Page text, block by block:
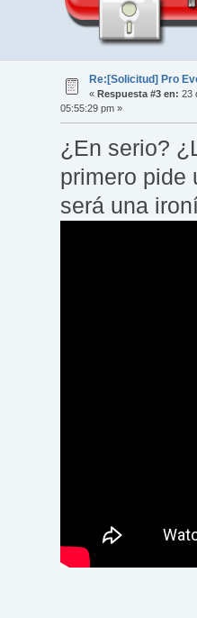
Re:[Solicitud] Pro
« Respuesta #3 en: 23
05:55:29 pm »
¿En serio?
primero pide
será una